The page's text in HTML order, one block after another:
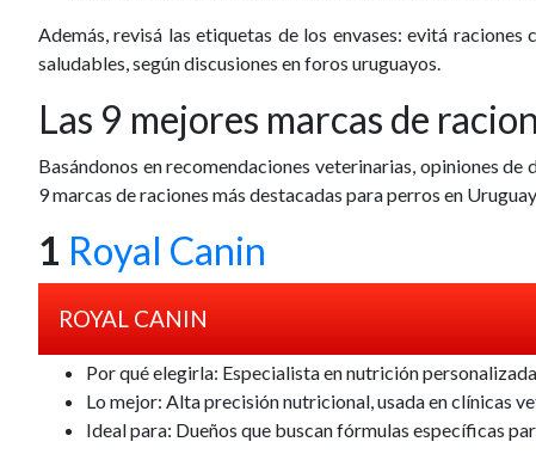
Además, revisá las etiquetas de los envases: evitá
saludables, según discusiones en foros uruguayos.
Las 9 mejores marcas de
Basándonos en recomendaciones veterinarias, opiniones de
9marcas de raciones más destacadas para perros en
1 Royal Canin
ROYAL CANIN
Por qué elegirla: Especialista en nutrición
Lo mejor: Alta precisión nutricional, usada en clínicas
Ideal para: Dueños que buscan fórmulas específicas